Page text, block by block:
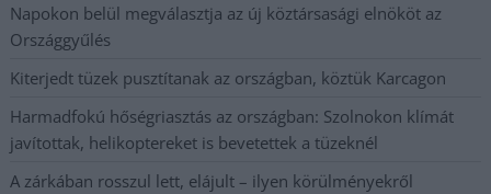
Napokon belül megválasztja az új köztársasági elnököt az
Országgyűlés
Kiterjedt tüzek pusztítanak az országban, köztük Karcagon
Harmadfokú hőségriasztás az országban: Szolnokon klímát
javítottak, helikoptereket is bevetettek a tüzeknél
A zárkában rosszul lett, elájult – ilyen körülményekről